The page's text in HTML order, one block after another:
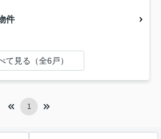
件
て見る（全6戸）
1